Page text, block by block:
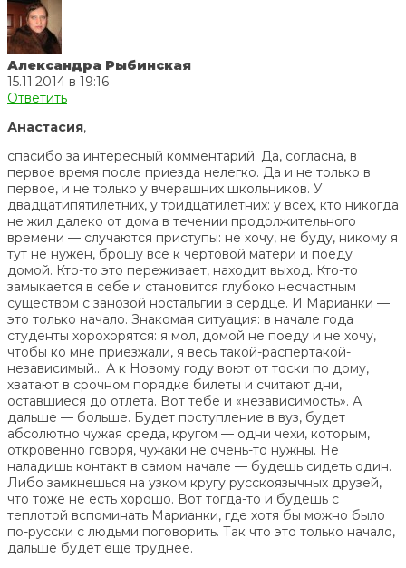
Александра Рыбинская
15.11.2014 в 19:16
Ответить
Анастасия,
спасибо за интересный комментарий. Да, согласна, в
первое время после приезда нелегко. Да и не только в
первое, и не только у вчерашних школьников. У
двадцатипятилетних, у тридцатилетних: у всех, кто никогда
не жил далеко от дома в течении продолжительного
времени — случаются приступы: не хочу, не буду, никому я
тут не нужен, брошу все к чертовой матери и поеду
домой. Кто-то это переживает, находит выход. Кто-то
замыкается в себе и становится глубоко несчастным
существом с занозой ностальгии в сердце. И Марианки —
это только начало. Знакомая ситуация: в начале года
студенты хорохорятся: я мол, домой не поеду и не хочу,
чтобы ко мне приезжали, я весь такой-распертакой-
независимый… А к Новому году воют от тоски по дому,
хватают в срочном порядке билеты и считают дни,
оставшиеся до отлета. Вот тебе и «независимость». А
дальше — больше. Будет поступление в вуз, будет
абсолютно чужая среда, кругом — одни чехи, которым,
откровенно говоря, чужаки не очень-то нужны. Не
наладишь контакт в самом начале — будешь сидеть один.
Либо замкнешься на узком кругу русскоязычных друзей,
что тоже не есть хорошо. Вот тогда-то и будешь с
теплотой вспоминать Марианки, где хотя бы можно было
по-русски с людьми поговорить. Так что это только начало,
дальше будет еще труднее.